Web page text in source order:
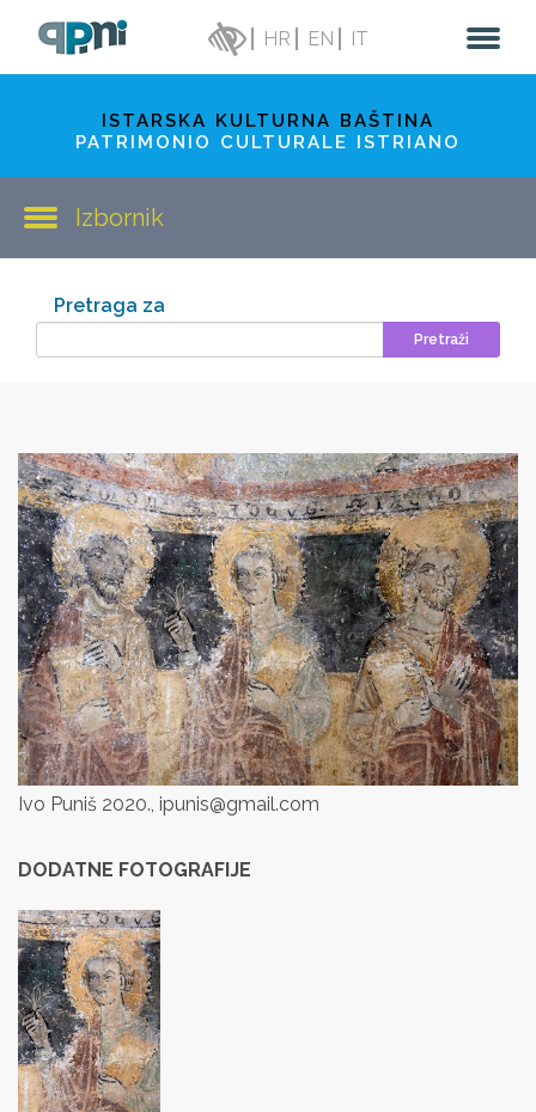
HR EN IT
ISTARSKA KULTURNA BAŠTINA
PATRIMONIO CULTURALE ISTRIANO
Izbornik
Pretraga za
Pretraži
Ivo Puniš 2020., ipunis@gmail.com
DODATNE FOTOGRAFIJE